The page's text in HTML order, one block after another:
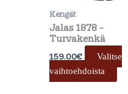
Kengät
Jalas 1878 -
Turvakenkä
159.00€
Valitse
vaihtoehdoista